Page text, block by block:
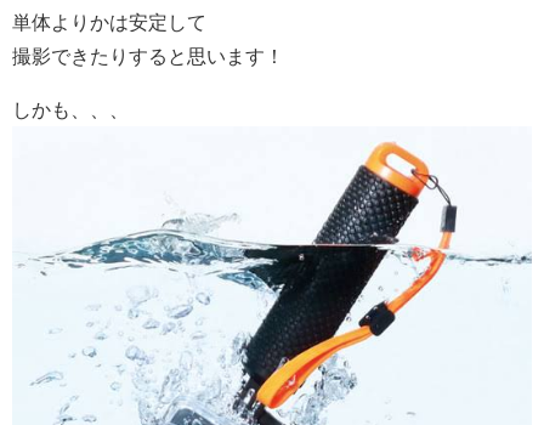
単体よりかは安定して
撮影できたりすると思います！
しかも、、、